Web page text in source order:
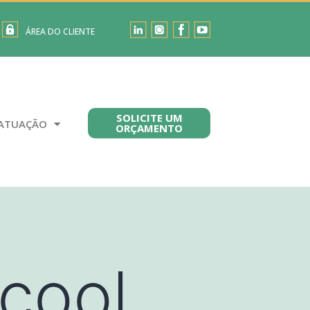
ÁREA DO CLIENTE
SOLICITE UM
ORÇAMENTO